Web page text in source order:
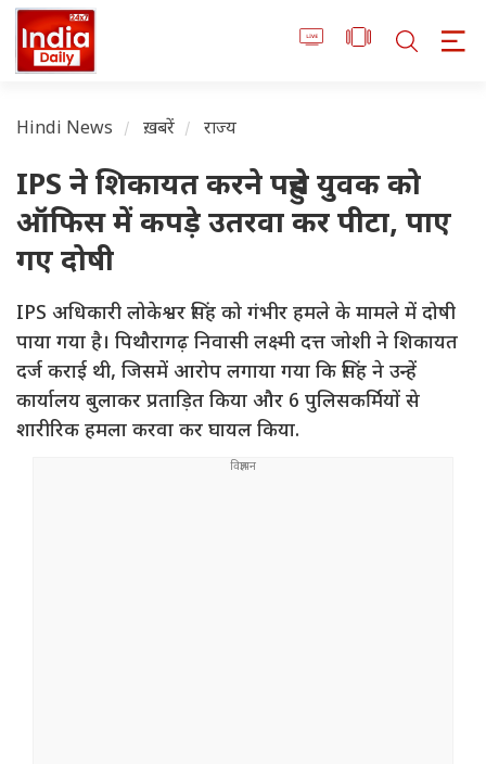
Hindi News ख़बरें राज्य
IPS ने शिकायत करने पहुंचे युवक को
ऑफिस में कपड़े उतरवा कर पीटा, पाए
गए दोषी
IPS अधिकारी लोकेश्वर सिंह को गंभीर हमले के मामले में दोषी
पाया गया है। पिथौरागढ़ निवासी लक्ष्मी दत्त जोशी ने शिकायत
दर्ज कराई थी, जिसमें आरोप लगाया गया कि सिंह ने उन्हें
कार्यालय बुलाकर प्रताड़ित किया और 6 पुलिसकर्मियों से
शारीरिक हमला करवा कर घायल किया.